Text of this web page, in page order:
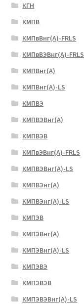
КГН
КМПВ
КМПвВнг(А)-FRLS
КМПвВЭВнг(А)-FRLS
КМПВнг(А)
КМПВнг(А)-LS
КМПВЭ
КМПВЭBнг(А)
КМПВЭВ
КМПвЭВнг(А)-FRLS
КМПВЭВнг(А)-LS
КМПВЭнг(А)
КМПВЭнг(А)-LS
КМПЭВ
КМПЭВнг(А)
КМПЭВнг(А)-LS
КМПЭВЭ
КМПЭВЭВ
КМПЭВЭВнг(А)-LS